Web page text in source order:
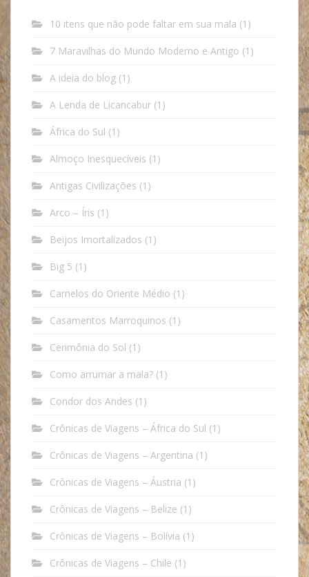
10 itens que não pode faltar em sua mala (1)
7 Maravilhas do Mundo Moderno e Antigo (1)
A ideia do blog (1)
A Lenda de Licancabur (1)
África do Sul (1)
Almoço Inesquecíveis (1)
Antigas Civilizações (1)
Arco – Íris (1)
Beijos Imortalizados (1)
Big 5 (1)
Camelos do Oriente Médio (1)
Casamentos Marroquinos (1)
Cerimônia do Sol (1)
Como arrumar a mala? (1)
Condor dos Andes (1)
Crônicas de Viagens – África do Sul (1)
Crônicas de Viagens – Argentina (1)
Crônicas de Viagens – Áustria (1)
Crônicas de Viagens – Belize (1)
Crônicas de Viagens – Bolívia (1)
Crônicas de Viagens – Chile (1)